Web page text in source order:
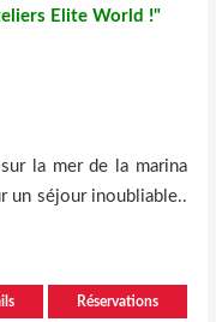
Elite World !"
la mer de la marina
un séjour inoubliable..
Réservations